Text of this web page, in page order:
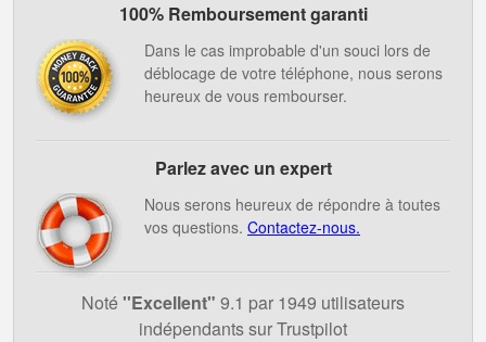
100% Remboursement garanti
Dans le cas improbable d'un souci lors de
déblocage de votre téléphone, nous serons
heureux de vous rembourser.
Parlez avec un expert
Nous serons heureux de répondre à toutes
vos questions. Contactez-nous.
Noté ''Excellent" 9.1 par 1949 utilisateurs
indépendants sur Trustpilot